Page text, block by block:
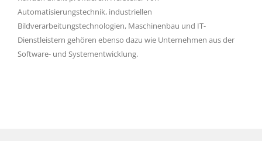
Automatisierungstechnik, industriellen
Bildverarbeitungstechnologien, Maschinenbau und IT-
Dienstleistern gehören ebenso dazu wie Unternehmen aus der
Software- und Systementwicklung.